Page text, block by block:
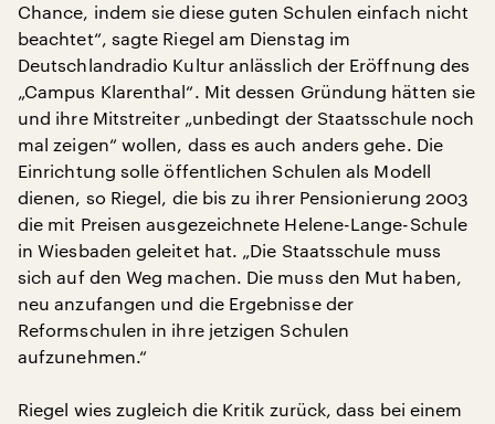
Chance, indem sie diese guten Schulen einfach nicht
beachtet“, sagte Riegel am Dienstag im
Deutschlandradio Kultur anlässlich der Eröffnung des
„Campus Klarenthal“. Mit dessen Gründung hätten sie
und ihre Mitstreiter „unbedingt der Staatsschule noch
mal zeigen“ wollen, dass es auch anders gehe. Die
Einrichtung solle öffentlichen Schulen als Modell
dienen, so Riegel, die bis zu ihrer Pensionierung 2003
die mit Preisen ausgezeichnete Helene-Lange-Schule
in Wiesbaden geleitet hat. „Die Staatsschule muss
sich auf den Weg machen. Die muss den Mut haben,
neu anzufangen und die Ergebnisse der
Reformschulen in ihre jetzigen Schulen
aufzunehmen.“
Riegel wies zugleich die Kritik zurück, dass bei einem